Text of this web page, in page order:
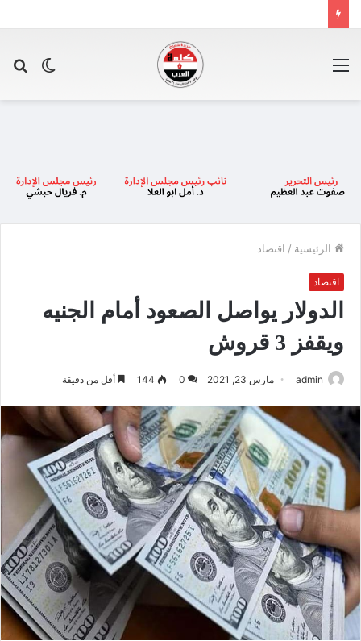
الوضع
الرئيسية / اقتصاد
اقتصاد
الدولار يواصل الصعود أمام الجنيه
ويقفز 3 قروش
admin مارس 23, 2021 0
144 أقل من دقيقة